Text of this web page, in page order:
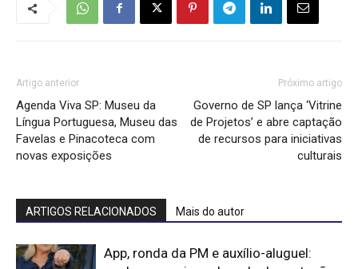
Artigo anterior
Agenda Viva SP: Museu da
Língua Portuguesa, Museu das
Favelas e Pinacoteca com
novas exposições
Próximo artigo
Governo de SP lança ‘Vitrine
de Projetos’ e abre captação
de recursos para iniciativas
culturais
ARTIGOS RELACIONADOS Mais do autor
App, ronda da PM e auxílio-aluguel: